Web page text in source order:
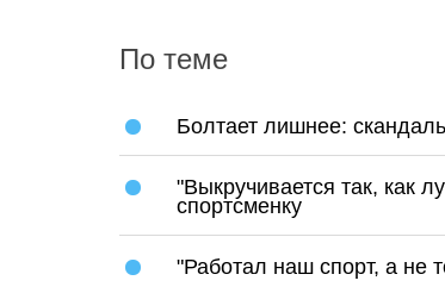
По теме
Болтает лишнее:
"Выкручивается так, как
спортсменку
"Работал наш спорт, а не